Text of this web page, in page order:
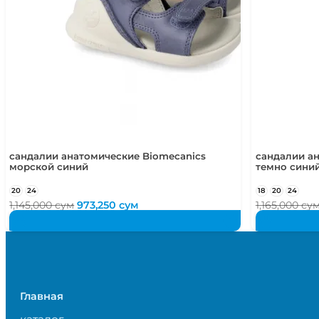
сандалии анатомические Biomecanics
морской синий
20 24
1,145,000сум Первоначальная
цена
1,145,000 сум.
973,250сум
цена:
сандалии
темно
18 20 24
1,165,000
Главная